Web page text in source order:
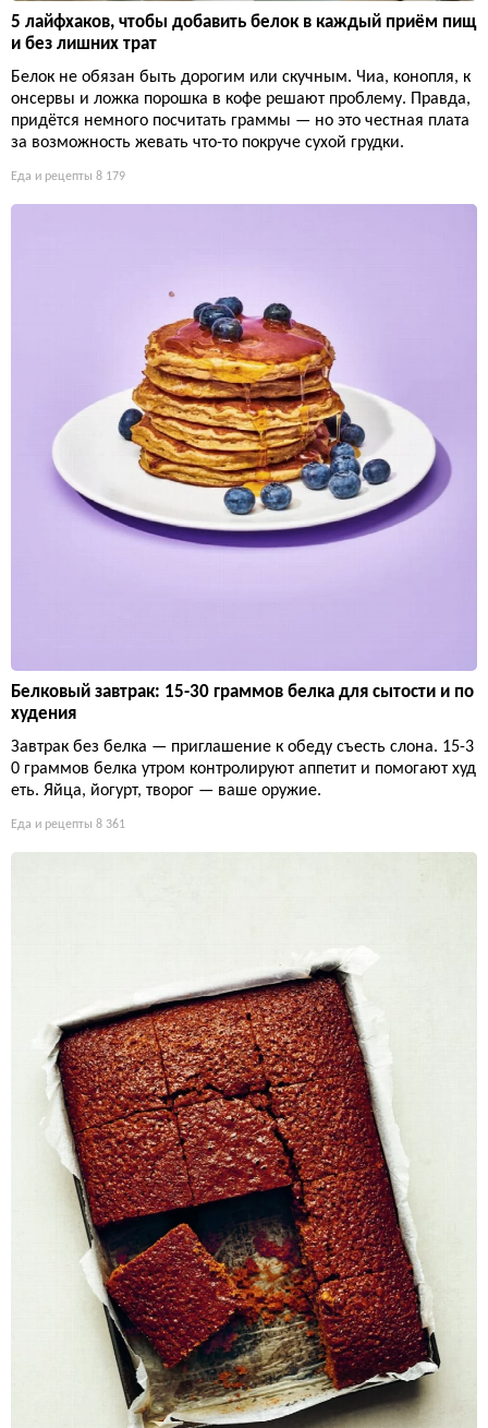
5 лайфхаков, чтобы добавить белок в каждый приём пищ
и без лишних трат
Белок не обязан быть дорогим или скучным. Чиа, конопля, к
онсервы и ложка порошка в кофе решают проблему. Правда,
придётся немного посчитать граммы — но это честная плата
за возможность жевать что-то покруче сухой грудки.
Еда и рецепты 8 179
Белковый завтрак: 15-30 граммов белка для сытости и по
худения
Завтрак без белка — приглашение к обеду съесть слона. 15-3
0 граммов белка утром контролируют аппетит и помогают худ
еть. Яйца, йогурт, творог — ваше оружие.
Еда и рецепты 8 361